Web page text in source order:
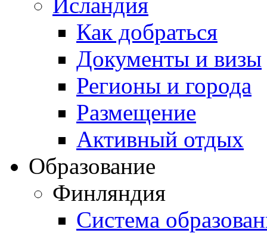
Как добраться
Документы и визы
Регионы и города
Размещение
Активный отдых
Образование
Финляндия
Система